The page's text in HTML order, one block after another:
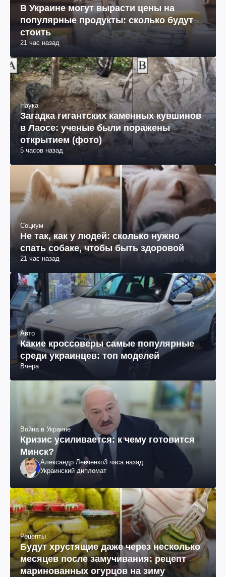
В Украине могут вырасти цены на
популярные продукты: сколько будут
стоить
21 час назад
Наука
Загадка гигантских каменных кувшинов
в Лаосе: ученые были поражены
открытием (фото)
5 часов назад
Социум
Не так, как у людей: сколько нужно
спать собаке, чтобы быть здоровой
21 час назад
Авто
Какие кроссоверы самые популярные
среди украинцев: топ моделей
Вчера
Война в Украине
Кризис усиливается: к чему готовится
Минск?
Александр Левченко3 часа назад
Украинский дипломат
Рецепты
Будут хрустящие даже через несколько
месяцев после замучивания: рецепт
маринованных огурцов на зиму